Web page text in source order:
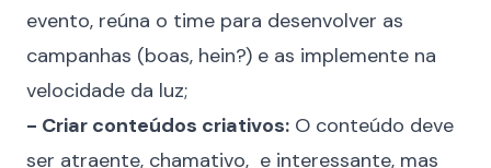
evento, reúna o time para desenvolver as
campanhas (boas, hein?) e as implemente na
velocidade da luz;
- Criar conteúdos criativos: O conteúdo deve
ser atraente, chamativo, e interessante, mas